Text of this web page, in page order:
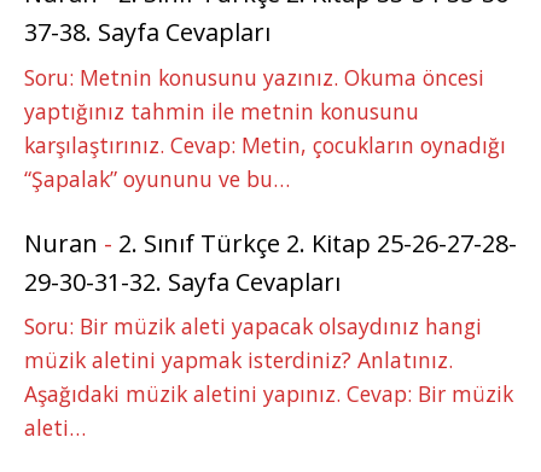
37-38. Sayfa Cevapları
Soru: Metnin konusunu yazınız. Okuma öncesi
yaptığınız tahmin ile metnin konusunu
karşılaştırınız. Cevap: Metin, çocukların oynadığı
“Şapalak” oyununu ve bu…
Nuran - 2. Sınıf Türkçe 2. Kitap 25-26-27-28-
29-30-31-32. Sayfa Cevapları
Soru: Bir müzik aleti yapacak olsaydınız hangi
müzik aletini yapmak isterdiniz? Anlatınız.
Aşağıdaki müzik aletini yapınız. Cevap: Bir müzik
aleti…